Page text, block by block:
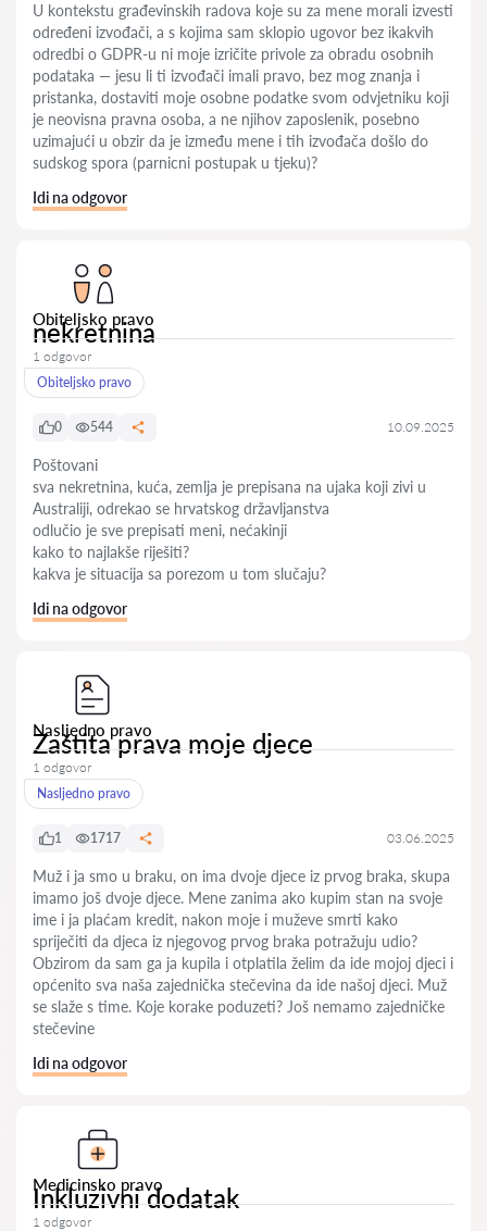
U kontekstu građevinskih radova koje su za mene morali izvesti
određeni izvođači, a s kojima sam sklopio ugovor bez ikakvih
odredbi o GDPR-u ni moje izričite privole za obradu osobnih
podataka — jesu li ti izvođači imali pravo, bez mog znanja i
pristanka, dostaviti moje osobne podatke svom odvjetniku koji
je neovisna pravna osoba, a ne njihov zaposlenik, posebno
uzimajući u obzir da je između mene i tih izvođača došlo do
sudskog spora (parnicni postupak u tjeku)?
Idi na odgovor
Obiteljsko pravo
nekretnina
1 odgovor
Obiteljsko pravo
0 544 10.09.2025
Poštovani
sva nekretnina, kuća, zemlja je prepisana na ujaka koji zivi u
Australiji, odrekao se hrvatskog državljanstva
odlučio je sve prepisati meni, nećakinji
kako to najlakše riješiti?
kakva je situacija sa porezom u tom slučaju?
Idi na odgovor
Nasljedno pravo
Zaštita prava moje djece
1 odgovor
Nasljedno pravo
1 1717 03.06.2025
Muž i ja smo u braku, on ima dvoje djece iz prvog braka, skupa
imamo još dvoje djece. Mene zanima ako kupim stan na svoje
ime i ja plaćam kredit, nakon moje i muževe smrti kako
spriječiti da djeca iz njegovog prvog braka potražuju udio?
Obzirom da sam ga ja kupila i otplatila želim da ide mojoj djeci i
općenito sva naša zajednička stečevina da ide našoj djeci. Muž
se slaže s time. Koje korake poduzeti? Još nemamo zajedničke
stečevine
Idi na odgovor
Medicinsko pravo
Inkluzivni dodatak
1 odgovor